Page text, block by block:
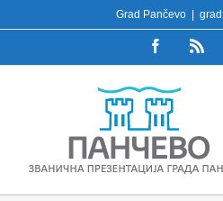
to
Grad Pančevo
FacebookRss